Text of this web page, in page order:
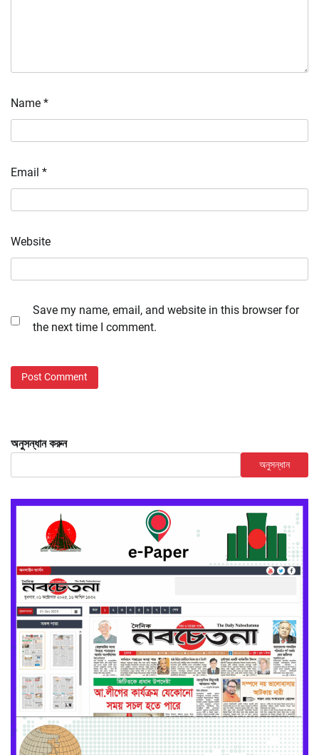
Name *
Email *
Website
Save my name, email, and website in this browser for
the next time I comment.
অনুসন্ধান করুন
অনুসন্ধান